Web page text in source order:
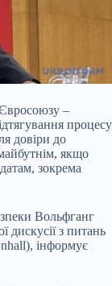
–
процесу
довіри до
якщо
зокрема
Вольфганг
дискусії з питань
інформує